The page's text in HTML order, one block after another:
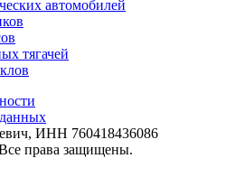
автомобилей
тягачей
ИНН 760418436086
права защищены.